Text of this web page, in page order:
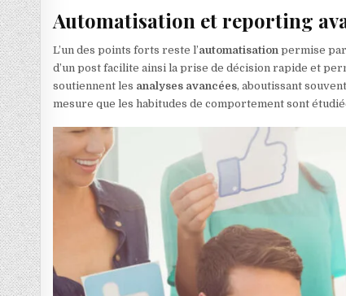
Automatisation et reporting
L’un des points forts reste l’automatisation permise
d’un post facilite ainsi la prise de décision rapide et
soutiennent les analyses avancées, aboutissant
mesure que les habitudes de comportement sont